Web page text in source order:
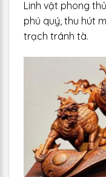
Linh vật phong
phú quý, thu hút
trạch tránh tà.